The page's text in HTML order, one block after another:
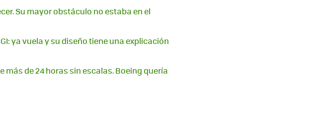
Su mayor obstáculo no estaba en el
ya vuela y su diseño tiene una explicación
más de 24 horas sin escalas. Boeing quería